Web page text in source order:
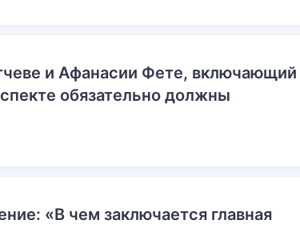
и Афанасии Фете, включающий
обязательно должны
«В чем заключается главная